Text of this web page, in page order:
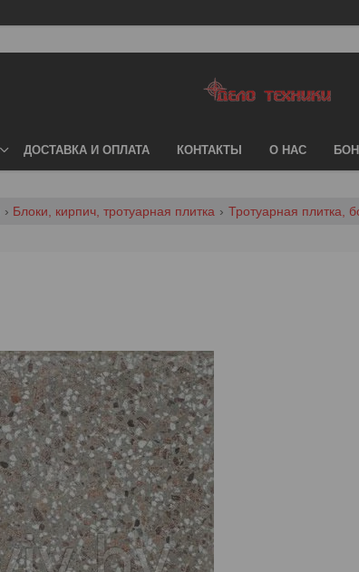
ДОСТАВКА И ОПЛАТА КОНТАКТЫ О НАС
Блоки, кирпич, тротуарная плитка Тротуарная плитка,